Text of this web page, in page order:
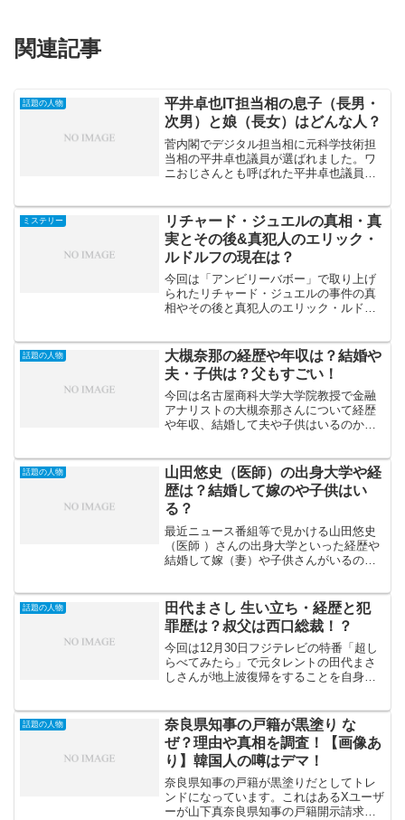
関連記事
話題の人物
平井卓也IT担当相の息子（長男・
次男）と娘（長女）はどんな人？
菅内閣でデジタル担当相に元科学技術担
当相の平井卓也議員が選ばれました。ワ
ニおじさんとも呼ばれた平井卓也議員。
きました。そこで今回は平井卓也IT相の
長男と長女はどんな人物...
ミステリー
リチャード・ジュエルの真相・真
実とその後&真犯人のエリック・
ルドルフの現在は？
今回は「アンビリーバボー」で取り上げ
られたリチャード・ジュエルの事件の真
相やその後と真犯人のエリック・ルドル
爆破事件、センテニアル・オリンピック
公園爆破事件で映画にもな...
話題の人物
大槻奈那の経歴や年収は？結婚や
夫・子供は？父もすごい！
今回は名古屋商科大学大学院教授で金融
アナリストの大槻奈那さんについて経歴
や年収、結婚して夫や子供はいるのかや
た結果をまとめてみました！大槻奈那教
授は2023年4月5日放...
話題の人物
山田悠史（医師）の出身大学や経
歴は？結婚して嫁のや子供はい
る？
最近ニュース番組等で見かける山田悠史
（医師 ）さんの出身大学といった経歴や
結婚して嫁（妻）や子供さんがいるのか
ゃけイケメンですよね！という事で山田
悠史医師とはどんな人物...
話題の人物
田代まさし 生い立ち・経歴と犯
罪歴は？叔父は西口総裁！？
今回は12月30日フジテレビの特番「超し
らべてみたら」で元タレントの田代まさ
しさんが地上波復帰をすることを自身の
のメンバーでその後「志村けんのだいじ
ょうぶだ...
話題の人物
奈良県知事の戸籍が黒塗り な
ぜ？理由や真相を調査！【画像あ
り】韓国人の噂はデマ！
奈良県知事の戸籍が黒塗りだとしてトレ
ンドになっています。これはあるXユーザ
ーが山下真奈良県知事の戸籍開示請求を